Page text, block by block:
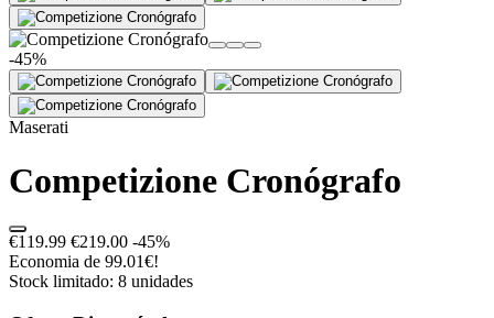
+de 36.000 reviews
-45%
Maserati
Competizione Cronógrafo
€119.99 €219.00 -45%
Economia de 99.01€!
Stock limitado: 8 unidades